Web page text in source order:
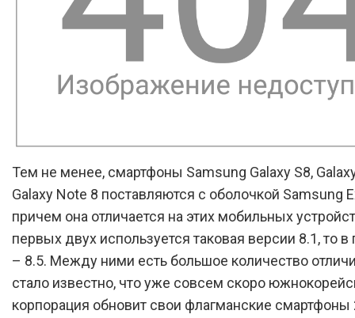
Тем не менее, смартфоны Samsung Galaxy S8,
Galaxy Note 8 поставляются с оболочкой Samsung
причем она отличается на этих мобильных
первых двух используется таковая версии 8.1, то
– 8.5. Между ними есть большое количество
стало известно, что уже совсем скоро
корпорация обновит свои флагманские смартфоны